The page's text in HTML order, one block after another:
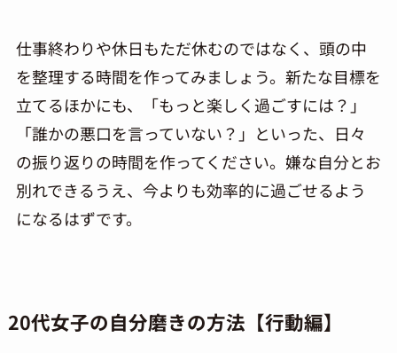
仕事終わりや休日もただ休むのではなく、頭の中
を整理する時間を作ってみましょう。新たな目標を
立てるほかにも、「もっと楽しく過ごすには？」
「誰かの悪口を言っていない？」といった、日々
の振り返りの時間を作ってください。嫌な自分とお
別れできるうえ、今よりも効率的に過ごせるよう
になるはずです。
20代女子の自分磨きの方法【行動編】